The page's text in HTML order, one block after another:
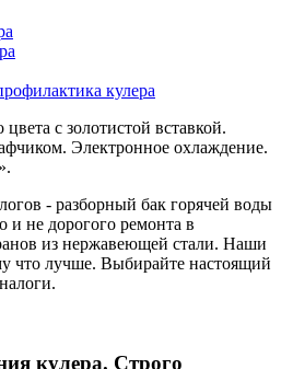
кулера
с золотистой вставкой.
Электронное охлаждение.
- разборный бак горячей воды
и не дорогого ремонта в
из нержавеющей стали. Наши
что лучше. Выбирайте настоящий
кулера. Строго